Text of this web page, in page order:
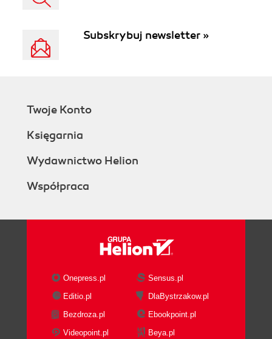
Subskrybuj newsletter »
Twoje Konto
Księgarnia
Wydawnictwo Helion
Współpraca
Onepress.pl
Sensus.pl
Editio.pl
DlaBystrzakow.pl
Bezdroza.pl
Ebookpoint.pl
Videopoint.pl
Beya.pl